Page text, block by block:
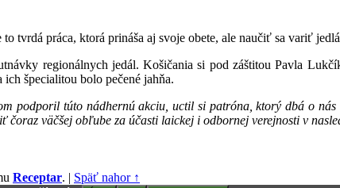
tvrdá práca, ktorá prináša aj svoje obete, ale naučiť sa variť
regionálnych jedál. Košičania si pod záštitou Pavla
špecialitou bolo pečené jahňa.
podporil túto nádhernú akciu, uctil si patróna, ktorý dbá o
väčšej obľube za účasti laickej i odbornej verejnosti v
Receptar. | Späť nahor ↑